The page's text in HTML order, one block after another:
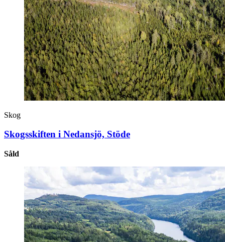
Skog
Skogsskiften i Nedansjö, Stöde
Såld